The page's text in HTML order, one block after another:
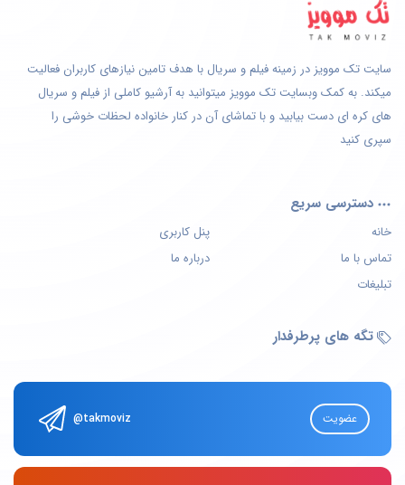
سایت تک موویز در زمینه فیلم و سریال با هدف تامین نیازهای کاربران فعالیت
میکند. به کمک وبسایت تک موویز میتوانید به آرشیو کاملی از فیلم و سریال
های کره ای دست بیابید و با تماشای آن در کنار خانواده لحظات خوشی را
سپری کنید
دسترسی سریع
خانه
پنل کاربری
تماس با ما
درباره ما
تبلیغات
تگه های پرطرفدار
@takmoviz عضویت